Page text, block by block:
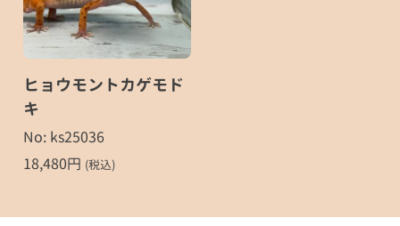
ヒョウモントカゲモド
キ
No: ks25036
18,480円 (税込)